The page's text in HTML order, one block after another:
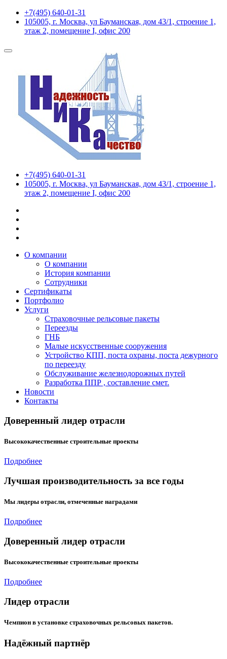
+7(495) 640-01-31
105005, г. Москва, ул Бауманская, дом 43/1, строение 1,
этаж 2, помещение I, офис 200
+7(495) 640-01-31
105005, г. Москва, ул Бауманская, дом 43/1, строение 1,
этаж 2, помещение I, офис 200
О компании
О компании
История компании
Сотрудники
Сертификаты
Портфолио
Услуги
Страховочные рельсовые пакеты
Переезды
ГНБ
Малые искусственные сооружения
Устройство КПП, поста охраны, поста дежурного
по переезду
Обслуживание железнодорожных путей
Разработка ППР , составление смет.
Новости
Контакты
Доверенный лидер отрасли
Высококачественные строительные проекты
Подробнее
Лучшая производительность за все годы
Мы лидеры отрасли, отмеченные наградами
Подробнее
Доверенный лидер отрасли
Высококачественные строительные проекты
Подробнее
Лидер отрасли
Чемпион в установке страховочных рельсовых пакетов.
Надёжный партнёр